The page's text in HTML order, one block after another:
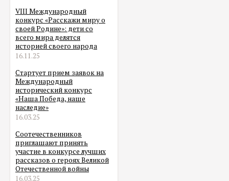
VIII Международный
конкурс «Расскажи миру о
своей Родине»: дети со
всего мира делятся
историей своего народа
16.11.25
Стартует прием заявок на
Международный
исторический конкурс
«Наша Победа, наше
наследие»
16.03.25
Соотечественников
приглашают принять
участие в конкурсе лучших
рассказов о героях Великой
Отечественной войны
16.03.25